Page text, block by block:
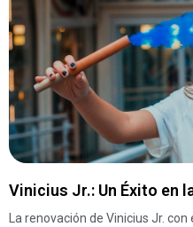
Vinicius Jr.: Un Éxito en
La renovación de Vinicius Jr.